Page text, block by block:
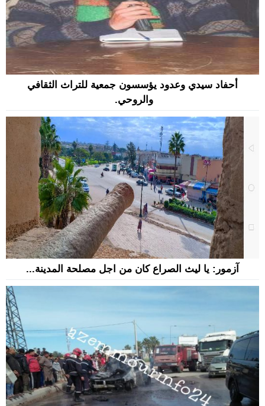
أحفاد سيدي وعدود يؤسسون جمعية للتراث الثقافي
والروحي.
آزمور: يا ليث الصراع كان من اجل مصلحة المدينة...